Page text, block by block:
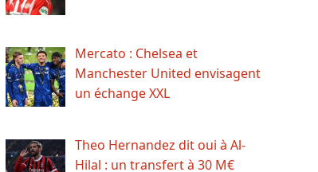
Mercato : Chelsea et
Manchester United envisagent
un échange XXL
Theo Hernandez dit oui à Al-
Hilal : un transfert à 30 M€